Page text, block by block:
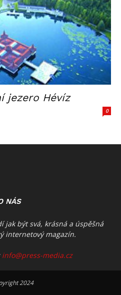
jezero Hévíz
0
NÁS
jak být svá, krásná a úspěšná
internetový magazín.
info@press-media.cz
2024